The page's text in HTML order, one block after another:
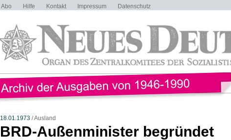
Abo Hilfe Kontakt Impressum Datenschutz
18.01.1973/ Ausland
BRD-Außenminister begründet